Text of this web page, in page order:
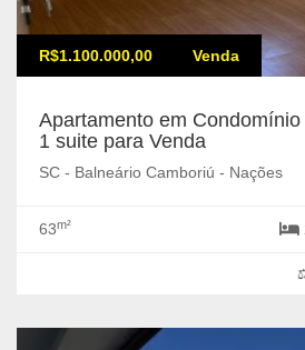
R$1.100.000,00 Venda
Apartamento em
1 suite para Venda
SC - Balneário Camboriú - Nações
63m²